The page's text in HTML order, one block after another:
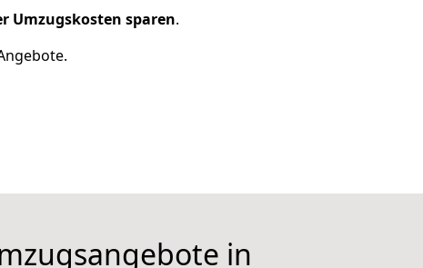
Umzugskosten sparen.
in